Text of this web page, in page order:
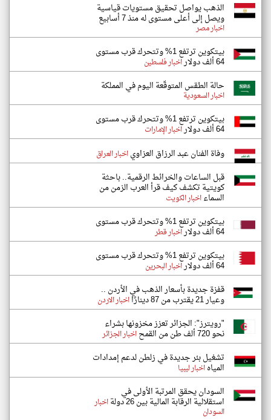
الذهب يواصل تحقيق مستويات قياسية
ويصل إلى أعلى مستوى له منذ 7 أسابيع
اخبار مصر
بيتكوين ترتفع 1% وتتحرك قرب مستوى
64 ألف دولار اخبار فلسطين
حالة الطقس المتوقّعة اليوم في المملكة
اخبار السعودية
بيتكوين ترتفع 1% وتتحرك قرب مستوى
64 ألف دولار اخبار الإمارات
وفاة الفنان عبد الرزاق العزاوياخبار العراق
قبل الساعات والخرائط الرقمية.. باحثة
كويتية تكشف كيف قرأ العرب الزمن من
السماءاخبار الكويت
بيتكوين ترتفع 1% وتتحرك قرب مستوى
64 ألف دولار اخبار قطر
بيتكوين ترتفع 1% وتتحرك قرب مستوى
64 ألف دولار اخبار البحرين
قفزة جديدة بأسعار الذهب في الأردن ..
وعيار 21 يقترب من 87 دينارًا اخبار الاردن
"رويترز": الجزائر تعزز مخزونها بشراء
نحو 720 ألف طن من القمح اخبار الجزائر
تشغيل بئر جديدة في زلطن لدعم إمدادات
المياهاخبار ليبيا
السودان يحقق المرتبة الأولى في
استقلالية الرقابة المالية بين 26 دولة اخبار
السودان